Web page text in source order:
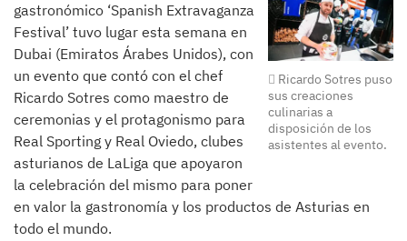
Ricardo Sotres puso
sus creaciones
culinarias a
disposición de los
asistentes al evento.
gastronómico ‘Spanish Extravaganza
Festival’ tuvo lugar esta semana en
Dubai (Emiratos Árabes Unidos), con
un evento que contó con el chef
Ricardo Sotres como maestro de
ceremonias y el protagonismo para
Real Sporting y Real Oviedo, clubes
asturianos de LaLiga que apoyaron
la celebración del mismo para poner
en valor la gastronomía y los productos de Asturias en
todo el mundo.